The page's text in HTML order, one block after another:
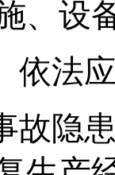
、设
依法
故隐